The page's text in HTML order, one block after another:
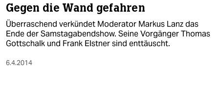
Gegen die Wand gefahren
Überraschend verkündet Moderator Markus Lanz das
Ende der Samstagabendshow. Seine Vorgänger Thomas
Gottschalk und Frank Elstner sind enttäuscht.
6.4.2014